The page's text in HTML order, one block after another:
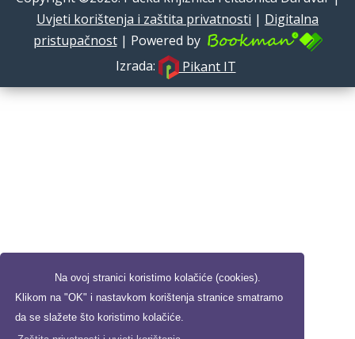
Na ovoj stranici koristimo kolačiće (cookies).
Klikom na "OK" i nastavkom korištenja stranice smatramo
da se slažete što koristimo kolačiće.
Uvjeti korištenja i zaštita privatnosti | Digitalna
pristupačnost| Powered by
Izrada:
Pikant IT